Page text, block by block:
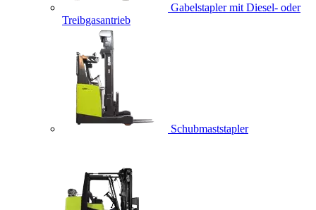
Gabelstapler mit Diesel- oder
Treibgasantrieb
Schubmaststapler